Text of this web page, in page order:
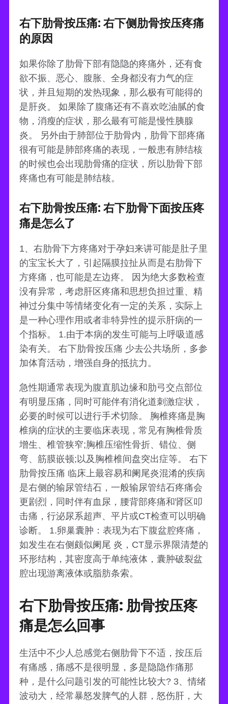
右下肋骨按压痛: 右下侧肋骨按压疼痛
的原因
如果你除了肋骨下部有隐隐的疼痛外，还有食
欲不振、恶心、腹胀、全身都没有力气的症
状，并且短期的发热现象，那么极有可能得的
是肝炎。 如果除了腹痛还有不喜欢吃油腻的食
物，消瘦的症状，那么最有可能是慢性胰腺
炎。 另外由于肺部位于肋骨内，肋骨下部疼痛
很有可能是肺部疼痛的表现，一般患有肺结核
的时候也会出现肋骨痛的症状，所以肋骨下部
疼痛也有可能是肺结核。
右下肋骨按压痛: 右下肋骨下面按压疼
痛是怎么了
1、右肋骨下方疼痛对于孕妇来讲可能是肚子里
的宝宝长大了，引起隔膜拉扯从而是右肋骨下
方疼痛，也可能是左边疼。 因为绝大多数检查
没有异常，考虑肝区疼痛和思想负担过重、精
神过分集中等情绪变化有一定的关系，实际上
是一种心理作用或者非特异性的提示肝病的一
个指标。 1.由于本病的发生可能与上呼吸道感
染有关。 右下肋骨按压痛 少去公共场所，多参
加体育活动，增强自身的抵抗力。
急性期通常表现为腹直肌边缘和肋弓交点部位
有明显压痛，同时可能伴有消化道刺激症状，
必要的时候可以进行手术切除。 胸椎疼痛是胸
椎病的症状的主要临床表现，常见有胸椎骨质
增生、椎管狭窄;胸椎压缩性骨折、错位、侧
弯、筋膜嵌顿;以及胸椎椎间盘突出症等。 右下
肋骨按压痛 临床上最容易和阑尾炎混淆的疾病
是右侧的输尿管结石，一般输尿管结石疼痛会
更剧烈，同时伴有血尿，腰背部疼痛和肾区叩
击痛，行泌尿系超声、平片或CT检查可以明确
诊断。 1.卵巢囊肿：表现为右下腹盆腔疼痛，
如发生在右侧颇似阑尾 炎，CT显示界限清楚的
环形结构，其密度高于单纯液体，囊肿破裂盆
腔出现游离液体或脂肪条索。
右下肋骨按压痛: 肋骨按压疼
痛是怎么回事
生活中不少人总感觉右侧肋骨下不适，按压后
有痛感，痛感不是很明显，多是隐隐作痛那
种，是什么问题引发的可能性比较大? 3、情绪
波动大，经常暴怒发脾气的人群，怒伤肝，大